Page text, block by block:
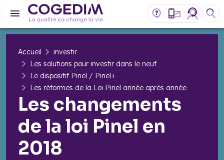
Accueil
investir
Les solutions pour investir dans le neuf
Le dispositif Pinel / Pinel+
Les réformes de la Loi Pinel année après année
Les changements
de la loi Pinel en
2018